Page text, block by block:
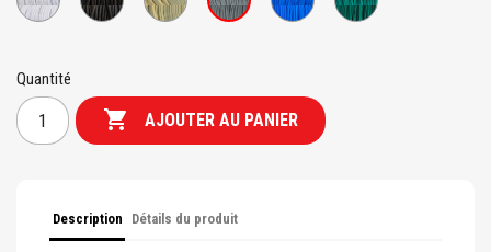
Quantité
 AJOUTER AU PANIER
Description Détails du produit